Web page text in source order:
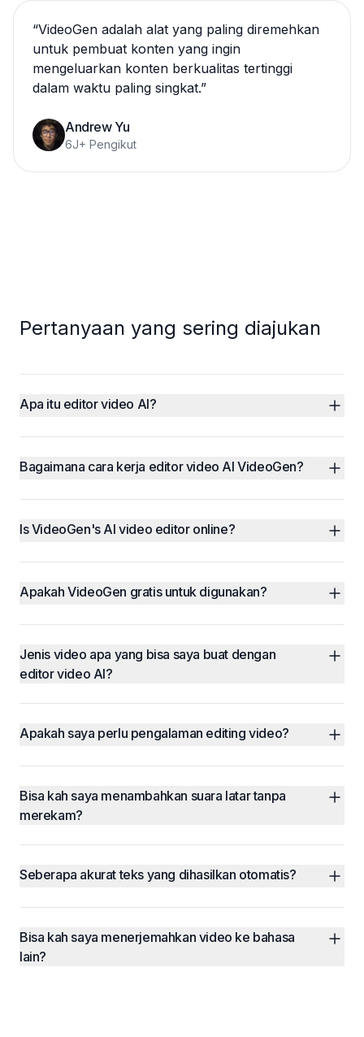
“VideoGen adalah alat yang paling diremehkan
untuk pembuat konten yang ingin
mengeluarkan konten berkualitas tertinggi
dalam waktu paling singkat.”
Andrew Yu
6J+ Pengikut
Pertanyaan yang sering diajukan
Apa itu editor video AI?
Bagaimana cara kerja editor video AI VideoGen?
Is VideoGen's AI video editor online?
Apakah VideoGen gratis untuk digunakan?
Jenis video apa yang bisa saya buat dengan
editor video AI?
Apakah saya perlu pengalaman editing video?
Bisa kah saya menambahkan suara latar tanpa
merekam?
Seberapa akurat teks yang dihasilkan otomatis?
Bisa kah saya menerjemahkan video ke bahasa
lain?